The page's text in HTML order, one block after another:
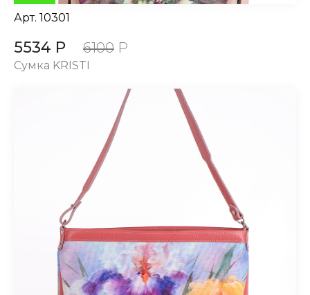
Арт. 10301
5534 Р 6100 Р
Сумка KRISTI